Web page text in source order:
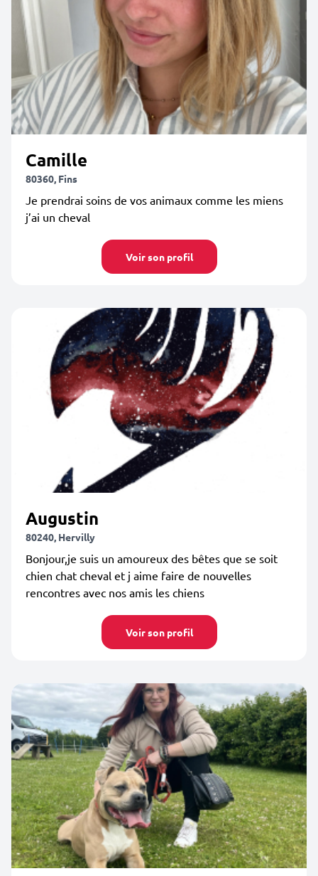
Camille
80360, Fins
Je prendrai soins de vos animaux comme les miens
j’ai un cheval
Voir son profil
Augustin
80240, Hervilly
Bonjour,je suis un amoureux des bêtes que se soit
chien chat cheval et j aime faire de nouvelles
rencontres avec nos amis les chiens
Voir son profil